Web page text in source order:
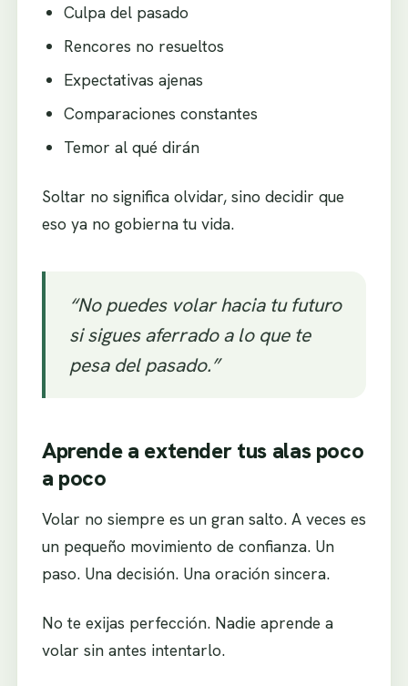
Culpa del pasado
Rencores no resueltos
Expectativas ajenas
Comparaciones constantes
Temor al qué dirán
Soltar no significa olvidar, sino decidir que
eso ya no gobierna tu vida.
“No puedes volar hacia tu futuro
si sigues aferrado a lo que te
pesa del pasado.”
Aprende a extender tus alas poco
a poco
Volar no siempre es un gran salto. A veces es
un pequeño movimiento de confianza. Un
paso. Una decisión. Una oración sincera.
No te exijas perfección. Nadie aprende a
volar sin antes intentarlo.